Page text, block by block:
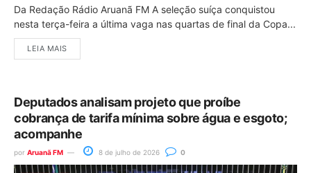
Da Redação Rádio Aruanã FM A seleção suíça conquistou
nesta terça-feira a última vaga nas quartas de final da Copa...
LEIA MAIS
Deputados analisam projeto que proíbe
cobrança de tarifa mínima sobre água e esgoto;
acompanhe
por Aruanã FM 8 de julho de 2026 0